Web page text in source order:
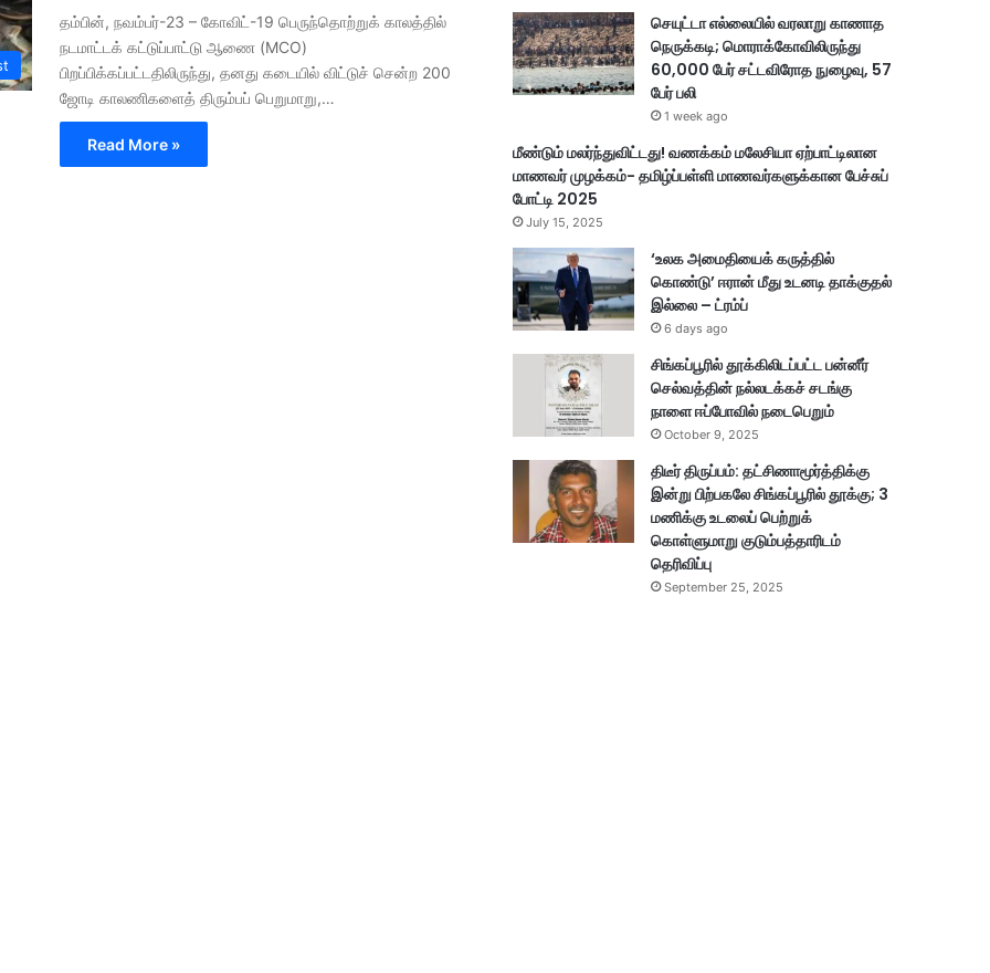
தம்பின், நவம்பர்-23 – கோவிட்-19 பெருந்தொற்றுக் காலத்தில்
நடமாட்டக் கட்டுப்பாட்டு ஆணை (MCO)
பிறப்பிக்கப்பட்டதிலிருந்து, தனது கடையில் விட்டுச் சென்ற 200
ஜோடி காலணிகளைத் திரும்பப் பெறுமாறு,…
Read More »
செயுட்டா எல்லையில் வரலாறு காணாத
நெருக்கடி; மொராக்கோவிலிருந்து
60,000 பேர் சட்டவிரோத நுழைவு, 57
பேர் பலி
1 week ago
மீண்டும் மலர்ந்துவிட்டது! வணக்கம் மலேசியா ஏற்பாட்டிலான
மாணவர் முழக்கம்- தமிழ்ப்பள்ளி மாணவர்களுக்கான பேச்சுப்
போட்டி 2025
July 15, 2025
‘உலக அமைதியைக் கருத்தில்
கொண்டு’ ஈரான் மீது உடனடி தாக்குதல்
இல்லை – ட்ரம்ப்
6 days ago
சிங்கப்பூரில் தூக்கிலிடப்பட்ட பன்னீர்
செல்வத்தின் நல்லடக்கச் சடங்கு
நாளை ஈப்போவில் நடைபெறும்
October 9, 2025
திடீர் திருப்பம்: தட்சிணாமூர்த்திக்கு
இன்று பிற்பகலே சிங்கப்பூரில் தூக்கு; 3
மணிக்கு உடலைப் பெற்றுக்
கொள்ளுமாறு குடும்பத்தாரிடம்
தெரிவிப்பு
September 25, 2025